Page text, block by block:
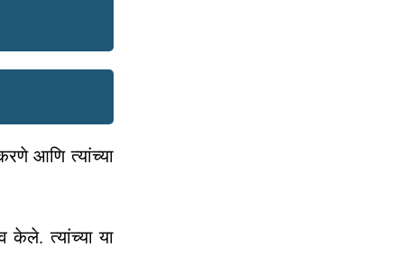
करणे आणि त्यांच्या
केले. त्यांच्या या